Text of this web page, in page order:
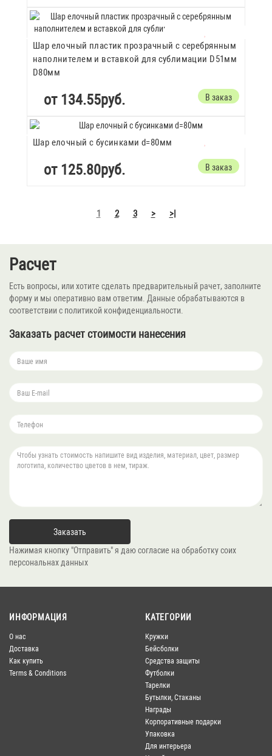
Шар елочный пластик прозрачный с серебрянным
наполнителем и вставкой для сублимации D51мм
D80мм
от 134.55руб. В заказ
Шар елочный с бусинками d=80мм
от 125.80руб. В заказ
1 2 3 > >|
Расчет
Есть вопросы, или хотите сделать предварительный рачет, заполните
форму и мы оперативно вам ответим. Данные обрабатываются в
соответствии с политикой конфиденциальности.
Заказать расчет стоимости нанесения
Нажимая кнопку "Отправить" я даю согласие на обработку соих
персональнах данных
ИНФОРМАЦИЯ
О нас
Доставка
Как купить
Terms & Conditions
КАТЕГОРИИ
Кружки
Бейсболки
Средства защиты
Футболки
Тарелки
Бутылки, Стаканы
Награды
Корпоративные подарки
Упаковка
Для интерьера